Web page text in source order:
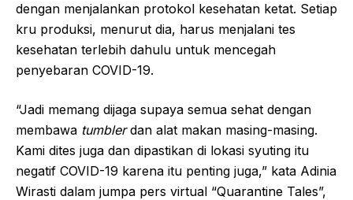
dengan menjalankan protokol kesehatan ketat. Setiap
kru produksi, menurut dia, harus menjalani tes
kesehatan terlebih dahulu untuk mencegah
penyebaran COVID-19.
“Jadi memang dijaga supaya semua sehat dengan
membawa tumblerdan alat makan masing-masing.
Kami dites juga dan dipastikan di lokasi syuting itu
negatif COVID-19 karena itu penting juga,” kata Adinia
Wirasti dalam jumpa pers virtual “Quarantine Tales”,